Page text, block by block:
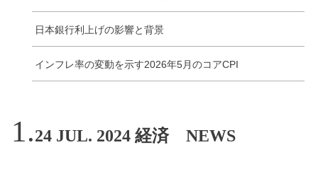
日本銀行利上げの影響と背景
インフレ率の変動を示す2026年5月のコアCPI
24 JUL. 2024 経済 NEWS